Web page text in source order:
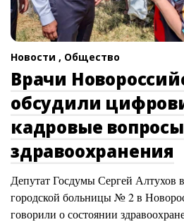
Новости , Общество
Врачи
обсудили
кадровые вопросы
здравоохранения
Депутат Госдумы Сергей Алтухов
городской больницы № 2 в
говорили о состоянии